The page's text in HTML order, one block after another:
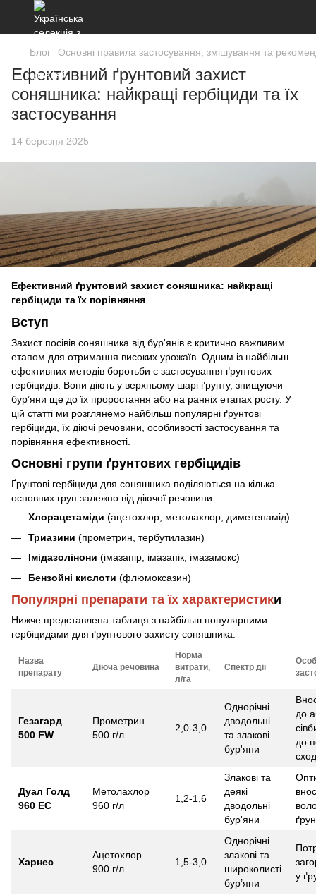
Блог Основні правила застосування, змішування та
Ефективний ґрунтовий захист
соняшника: найкращі гербіциди та їх
застосування
14 березня 2025
Ефективний ґрунтовий захист соняшника: найкращі
гербіциди та їх порівняння
Вступ
Захист посівів соняшника від бур'янів є критично важливим
етапом для отримання високих урожаїв. Одним із найбільш
ефективних методів боротьби є застосування ґрунтових
гербіцидів. Вони діють у верхньому шарі ґрунту, знищуючи
бур’яни ще до їх проростання або на ранніх етапах росту. У
цій статті ми розглянемо найбільш популярні ґрунтові
гербіциди, їх діючі речовини, особливості застосування та
порівняння ефективності.
Основні групи ґрунтових гербіцидів
Ґрунтові гербіциди для соняшника поділяються на кілька
основних груп залежно від діючої речовини:
Хлорацетаміди (ацетохлор, метолахлор, диметенамід)
Триазини (прометрин, тербутилазин)
Імідазолінони (імазапір, імазапік, імазамокс)
Бензойні кислоти (флюмоксазин)
Популярні препарати та їх характеристики
Нижче представлена таблиця з найбільш популярними
гербіцидами для ґрунтового захисту соняшника:
Назва
препарату
Діюча речовина
Норма
витрати,
л/га
Спектр дії
Гезагард
500 FW
Прометрин
500 г/л
2,0-3,0
Однорічні
дводольні
та злакові
бур'яни
до
до
Дуал Голд
960 ЕС
Метолахлор
960 г/л
1,2-1,6
Злакові та
деякі
дводольні
бур'яни
Харнес
Ацетохлор
900 г/л
1,5-3,0
Однорічні
злакові та
широколисті
бур’яни
у